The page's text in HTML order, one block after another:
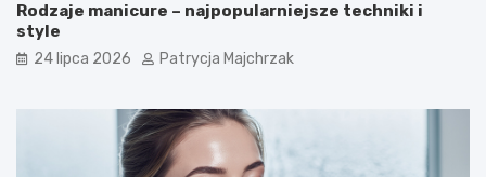
Rodzaje manicure – najpopularniejsze techniki i
style
24 lipca 2026 Patrycja Majchrzak